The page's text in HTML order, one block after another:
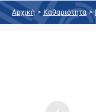
Αρχική > Καθαριότητα >